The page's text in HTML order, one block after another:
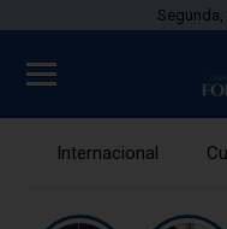
Internacional